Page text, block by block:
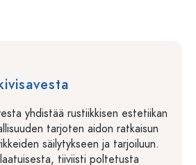
yhdistää rustiikkisen estetiikan
tarjoten aidon ratkaisun
säilytykseen ja tarjoiluun.
tiiviisti poltetusta